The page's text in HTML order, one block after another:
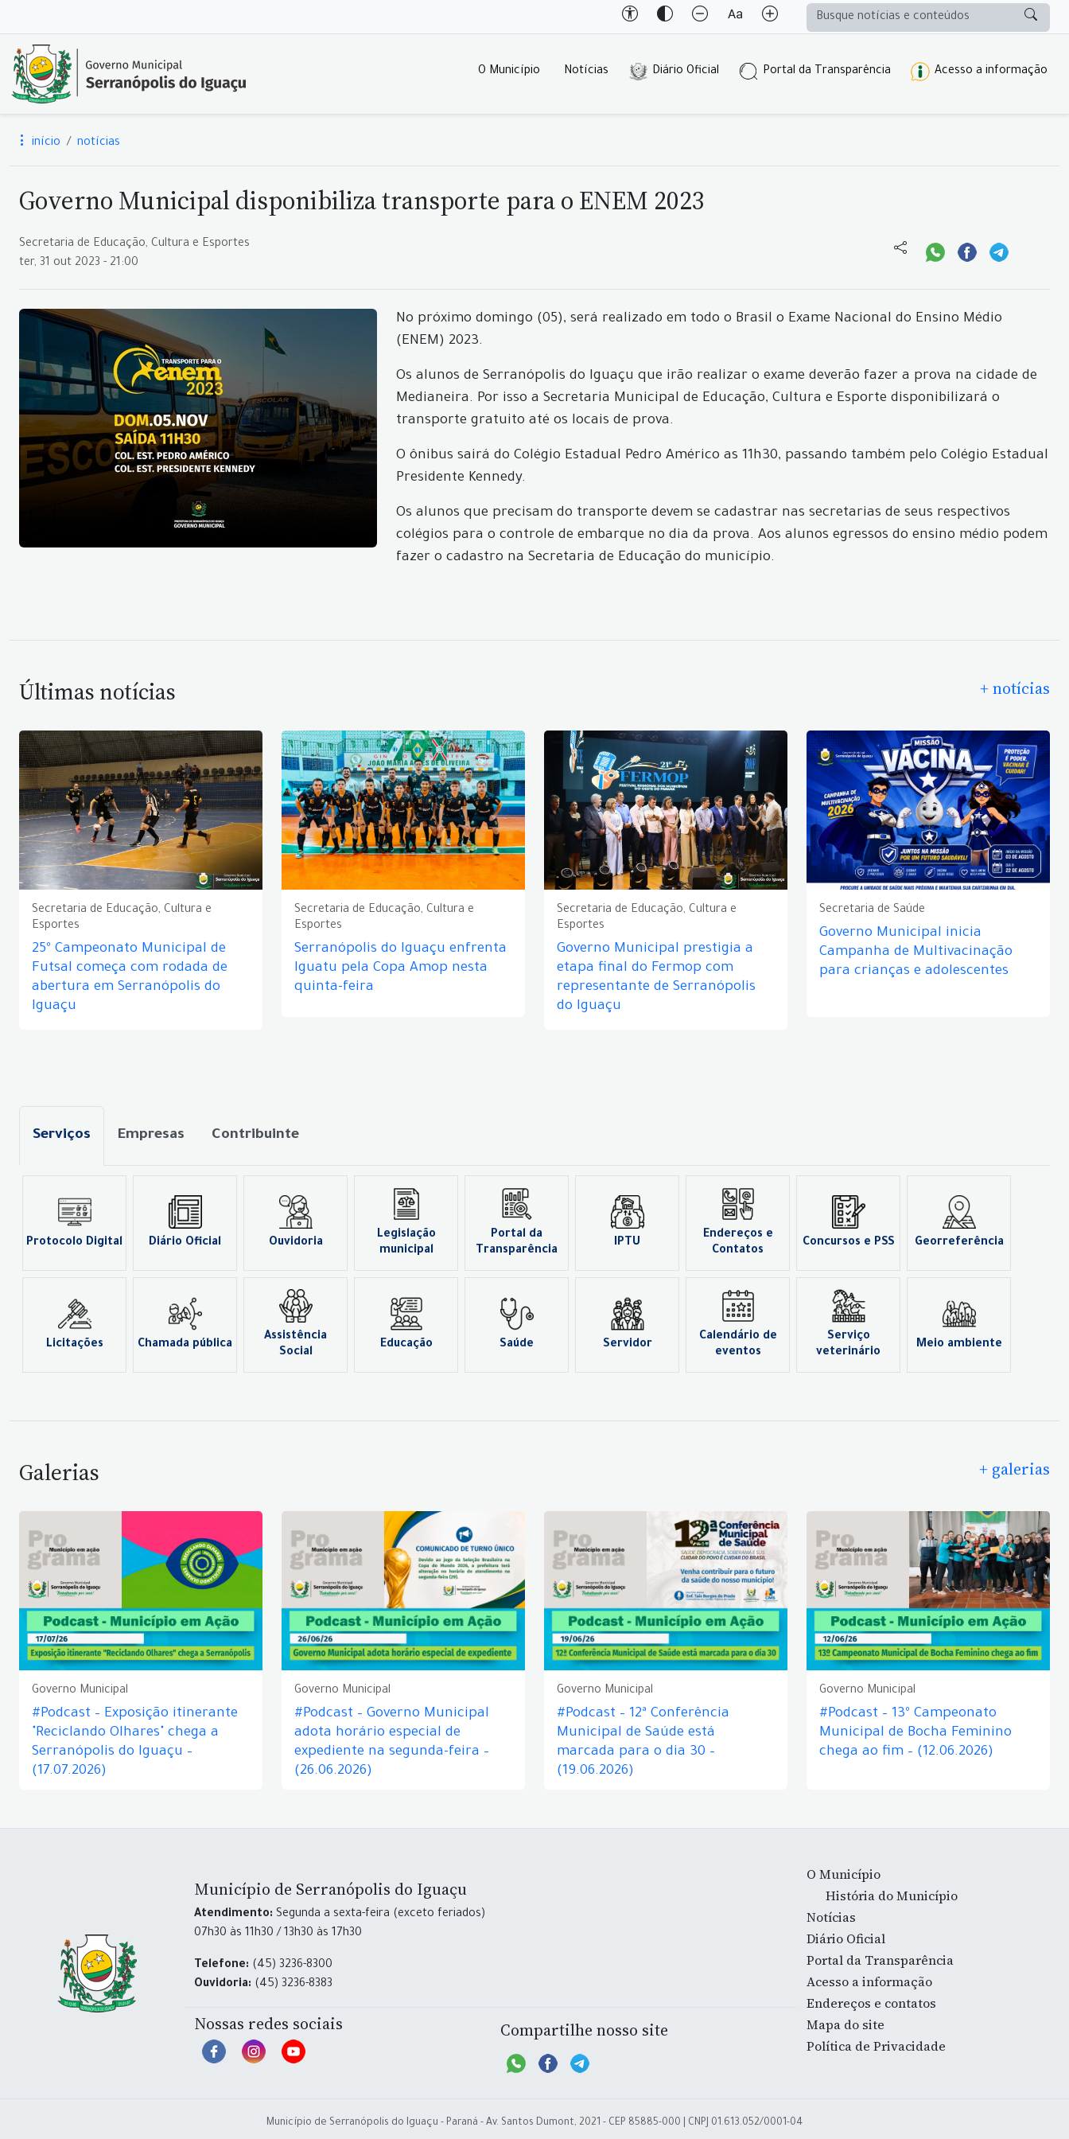
O Município Notícias Diário Oficial Portal da Transparência Acesso a informação
início notícias
Governo Municipal disponibiliza transporte para o ENEM 2023
Secretaria de Educação, Cultura e Esportes
ter, 31 out 2023 - 21:00
No próximo domingo (05), será realizado em todo o Brasil o Exame Nacional do Ensino Médio
(ENEM) 2023.
Os alunos de Serranópolis do Iguaçu que irão realizar o exame deverão fazer a prova na cidade de
Medianeira. Por isso a Secretaria Municipal de Educação, Cultura e Esporte disponibilizará o
transporte gratuito até os locais de prova.
O ônibus sairá do Colégio Estadual Pedro Américo as 11h30, passando também pelo Colégio Estadual
Presidente Kennedy.
Os alunos que precisam do transporte devem se cadastrar nas secretarias de seus respectivos
colégios para o controle de embarque no dia da prova. Aos alunos egressos do ensino médio podem
fazer o cadastro na Secretaria de Educação do município.
Últimas notícias + notícias
Secretaria de Educação, Cultura e
Esportes
25º Campeonato Municipal de
Futsal começa com rodada de
abertura em Serranópolis do
Iguaçu
Secretaria de Educação, Cultura e
Esportes
Serranópolis do Iguaçu enfrenta
Iguatu pela Copa Amop nesta
quinta-feira
Secretaria de Educação, Cultura e
Esportes
Governo Municipal prestigia a
etapa final do Fermop com
representante de Serranópolis
do Iguaçu
Secretaria de Saúde
Governo Municipal inicia
Campanha de Multivacinação
para crianças e adolescentes
Serviços Empresas Contribuinte
Protocolo Digital Diário Oficial Ouvidoria
Legislação
municipal
Portal da
Transparência
IPTU
Endereços e
Contatos
Concursos e PSS Georreferência
Licitações Chamada pública
Assistência
Social
Educação Saúde Servidor
Calendário de
eventos
Serviço
veterinário
Meio ambiente
Galerias + galerias
Governo Municipal
#Podcast – Exposição itinerante
"Reciclando Olhares" chega a
Serranópolis do Iguaçu –
(17.07.2026)
Governo Municipal
#Podcast – Governo Municipal
adota horário especial de
expediente na segunda-feira –
(26.06.2026)
Governo Municipal
#Podcast – 12ª Conferência
Municipal de Saúde está
marcada para o dia 30 –
(19.06.2026)
Governo Municipal
#Podcast – 13º Campeonato
Municipal de Bocha Feminino
chega ao fim – (12.06.2026)
Município de Serranópolis do Iguaçu
Atendimento: Segunda a sexta-feira (exceto feriados)
07h30 às 11h30 / 13h30 às 17h30
Telefone: (45) 3236-8300
Ouvidoria: (45) 3236-8383
Nossas redes sociais Compartilhe nosso site
O Município
História do Município
Notícias
Diário Oficial
Portal da Transparência
Acesso a informação
Endereços e contatos
Mapa do site
Política de Privacidade
Município de Serranópolis do Iguaçu - Paraná - Av. Santos Dumont, 2021 - CEP 85885-000 | CNPJ 01.613.052/0001-04